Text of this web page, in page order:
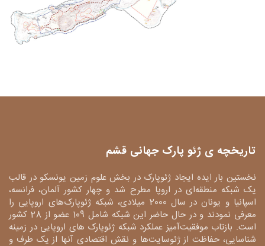
تاریخچه ی ژئو پارک جهانی قشم
نخستین بار ایده ایجاد ژئوپارک در بخش علوم زمین یونسکو در قالب
یک شبکه منطقه‌ای در اروپا مطرح شد و چهار کشور آلمان، فرانسه،
اسپانیا و یونان در سال 2000 میلادی، شبکه ژئوپارک‌های اروپایی را
معرفی نمودند و در حال حاضر این شبکه شامل 109 عضو از 28 کشور
است. بازتاب موفقیت‌آمیز عملکرد شبکه ژئوپارک های اروپایی در زمینه
شناسایی، حفاظت از ژئوسایت‌ها و نقش اقتصادی آنها از یک طرف و